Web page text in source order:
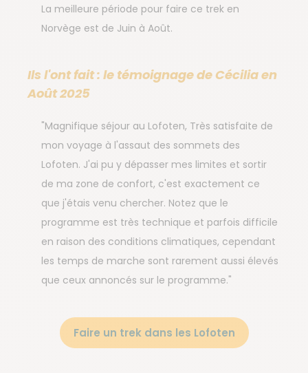
La meilleure période pour faire ce trek en
Norvège est de Juin à Août.
Ils l'ont fait : le témoignage de Cécilia en
Août 2025
"Magnifique séjour au Lofoten, Très satisfaite de
mon voyage à l'assaut des sommets des
Lofoten. J'ai pu y dépasser mes limites et sortir
de ma zone de confort, c'est exactement ce
que j'étais venu chercher. Notez que le
programme est très technique et parfois difficile
en raison des conditions climatiques, cependant
les temps de marche sont rarement aussi élevés
que ceux annoncés sur le programme."
Faire un trek dans les Lofoten